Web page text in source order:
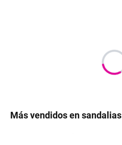
Más vendidos en sandalias